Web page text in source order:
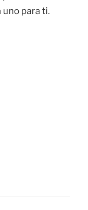
para ti.